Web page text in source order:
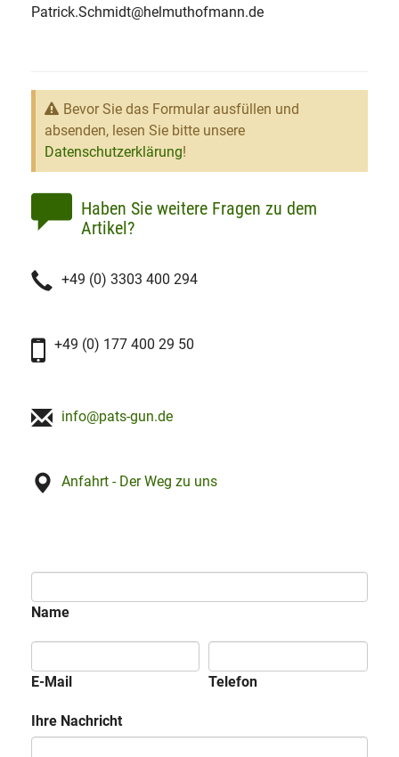
Patrick.Schmidt@helmuthofmann.de
Bevor Sie das Formular ausfüllen und
absenden, lesen Sie bitte unsere
Datenschutzerklärung!
Haben Sie weitere Fragen zu dem
Artikel?
+49 (0) 3303 400 294
+49 (0) 177 400 29 50
info@pats-gun.de
Anfahrt - Der Weg zu uns
Name
E-Mail Telefon
Ihre Nachricht